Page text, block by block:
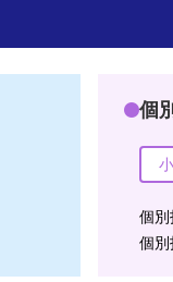
個
個別
個別